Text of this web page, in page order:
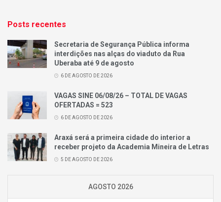
Posts recentes
Secretaria de Segurança Pública informa
interdições nas alças do viaduto da Rua
Uberaba até 9 de agosto
6 DE AGOSTO DE 2026
VAGAS SINE 06/08/26 – TOTAL DE VAGAS
OFERTADAS = 523
6 DE AGOSTO DE 2026
Araxá será a primeira cidade do interior a
receber projeto da Academia Mineira de Letras
5 DE AGOSTO DE 2026
AGOSTO 2026